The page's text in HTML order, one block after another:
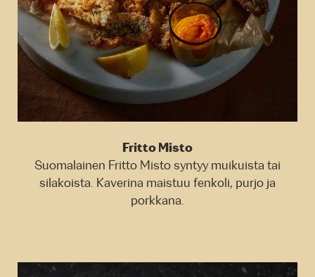
Fritto Misto
Suomalainen Fritto Misto syntyy muikuista tai
silakoista. Kaverina maistuu fenkoli, purjo ja
porkkana.